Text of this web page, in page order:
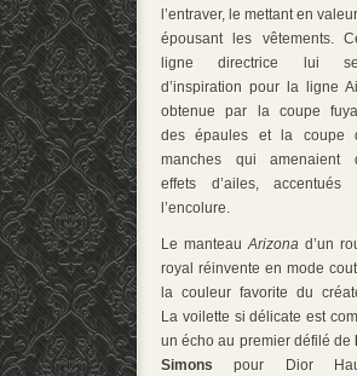
l’entraver, le mettant en
épousant les vêtements.
ligne directrice lui
d’inspiration pour la ligne
obtenue par la coupe
des épaules et la coupe
manches qui amenaient
effets d’ailes, accentués
l’encolure.
Le manteau Arizona d’un
royal réinvente en mode
la couleur favorite du
La voilette si délicate est
un écho au premier défilé de
Simons pour Dior